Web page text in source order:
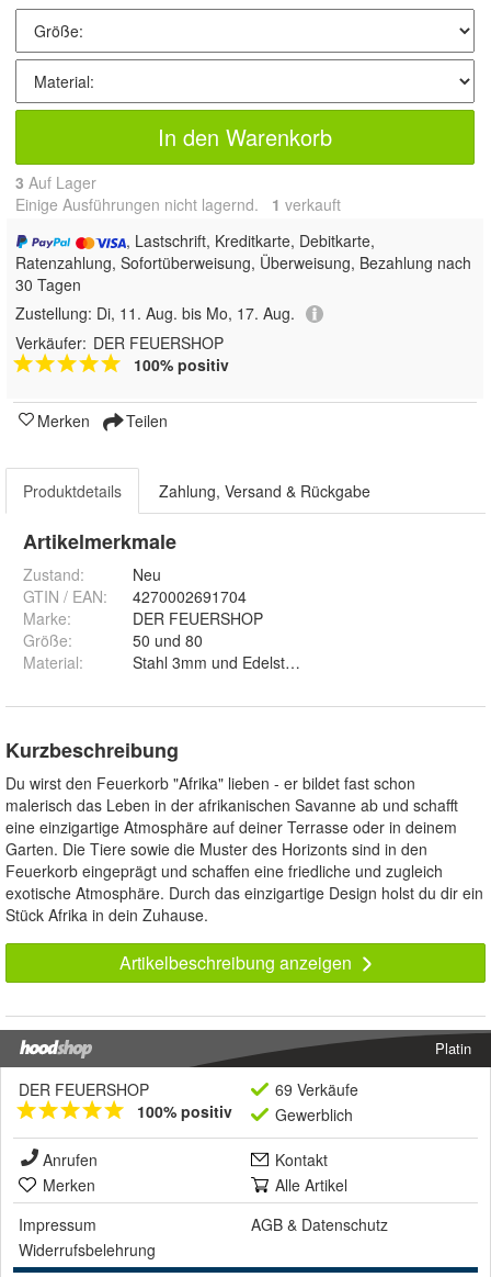
In den Warenkorb
3 Auf Lager
Einige Ausführungen nicht lagernd. 1 verkauft
, Lastschrift, Kreditkarte, Debitkarte,
Ratenzahlung, Sofortüberweisung, Überweisung, Bezahlung nach
30 Tagen
Zustellung: Di, 11. Aug. bis Mo, 17. Aug.
Verkäufer: DER FEUERSHOP
100% positiv
Merken Teilen
Produktdetails Zahlung, Versand & Rückgabe
Artikelmerkmale
Zustand:
Neu
GTIN / EAN:
4270002691704
Marke:
DER FEUERSHOP
Größe:
50 und 80
Material: Stahl 3mm und Edelstahl 2mm
Kurzbeschreibung
Du wirst den Feuerkorb "Afrika" lieben - er bildet fast schon
malerisch das Leben in der afrikanischen Savanne ab und schafft
eine einzigartige Atmosphäre auf deiner Terrasse oder in deinem
Garten. Die Tiere sowie die Muster des Horizonts sind in den
Feuerkorb eingeprägt und schaffen eine friedliche und zugleich
exotische Atmosphäre. Durch das einzigartige Design holst du dir ein
Stück Afrika in dein Zuhause.
Artikelbeschreibung anzeigen
Platin
DER FEUERSHOP
100% positiv
69 Verkäufe
Gewerblich
Anrufen
Kontakt
Merken
Alle Artikel
Impressum
AGB & Datenschutz
Widerrufsbelehrung